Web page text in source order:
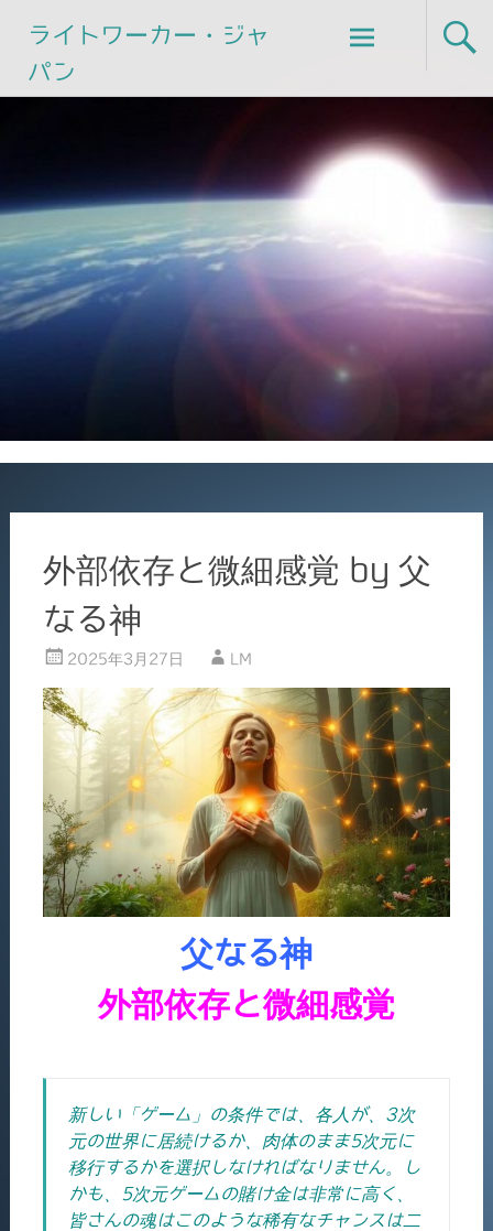
ライトワーカー・ジャ
パン
Skip
to
外部依存と微細感覚 by 父
なる神
2025年3月27日 LM
父なる神
外部依存と微細感覚
新しい「ゲーム」の条件では、各人が、3次
元の世界に居続けるか、肉体のまま5次元に
移行するかを選択しなければなりません。
し
かも、5次元ゲームの賭け金は非常に高く、
皆さんの魂はこのような稀有なチャンスは二